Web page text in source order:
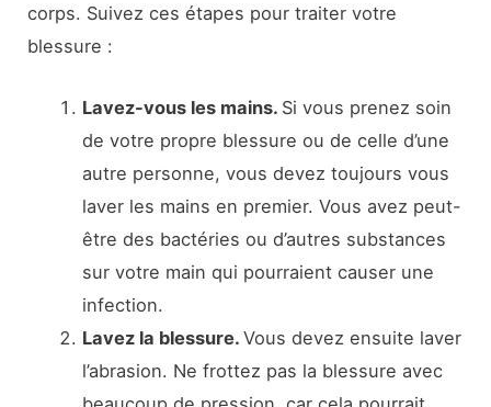
corps. Suivez ces étapes pour traiter votre
blessure :
Lavez-vous les mains. Si vous prenez soin
de votre propre blessure ou de celle d’une
autre personne, vous devez toujours vous
laver les mains en premier. Vous avez peut-
être des bactéries ou d’autres substances
sur votre main qui pourraient causer une
infection.
Lavez la blessure. Vous devez ensuite laver
l’abrasion. Ne frottez pas la blessure avec